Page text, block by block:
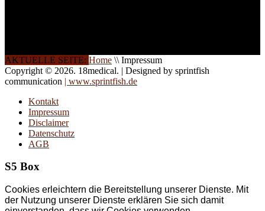
AKTUELLE SEITE: Home \\ Impressum
Copyright © 2026. 18medical. | Designed by sprintfish
communication | www.sprintfish.de
Kontakt
Impressum
Disclaimer
Datenschutz
AGB
S5 Box
Cookies erleichtern die Bereitstellung unserer Dienste. Mit
der Nutzung unserer Dienste erklären Sie sich damit